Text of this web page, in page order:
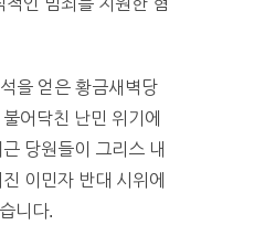
을 얻은 황금새벽당
어닥친 난민 위기에
당원들이 그리스 내
이민자 반대 시위에
니다.